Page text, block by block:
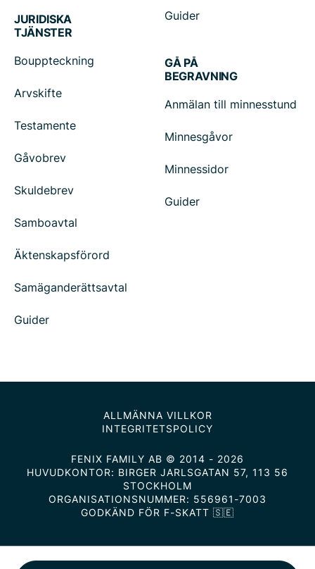
Guider
JURIDISKA
TJÄNSTER
Bouppteckning
Arvskifte
Testamente
Gåvobrev
Skuldebrev
Samboavtal
Äktenskapsförord
Samäganderättsavtal
Guider
GÅ PÅ
BEGRAVNING
Anmälan till minnesstund
Minnesgåvor
Minnessidor
Guider
ALLMÄNNA VILLKOR
INTEGRITETSPOLICY
FENIX FAMILY AB © 2014 - 2026
HUVUDKONTOR: BIRGER JARLSGATAN 57, 113 56
STOCKHOLM
ORGANISATIONSNUMMER: 556961-7003
GODKÄND FÖR F-SKATT 🇸🇪